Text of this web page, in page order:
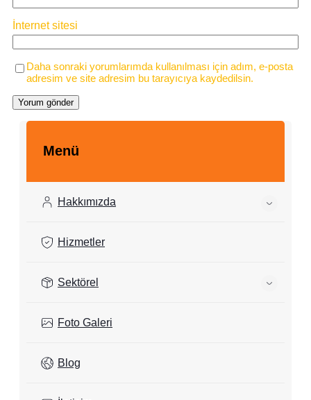
İnternet sitesi
Daha sonraki yorumlarımda kullanılması için adım, e-posta
adresim ve site adresim bu tarayıcıya kaydedilsin.
Menü
Hakkımızda
Hizmetler
Sektörel
Foto Galeri
Blog